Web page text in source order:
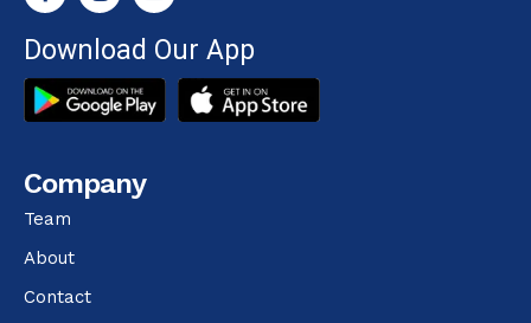
Download Our App
Company
Team
About
Contact